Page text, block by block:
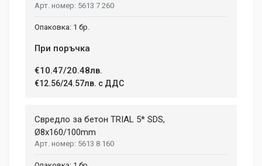
5613 7 260
1 бр.
При поръчка
€10.47/20.48лв.
€12.56/24.57лв. с ДДС
Свредло за бетон TRIAL 5* SDS,
Ø8x160/100mm
5613 8 160